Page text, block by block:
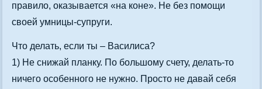
правило, оказывается «на коне». Не без помощи
своей умницы-супруги.
Что делать, если ты – Василиса?
1) Не снижай планку. По большому счету, делать-то
ничего особенного не нужно. Просто не давай себя